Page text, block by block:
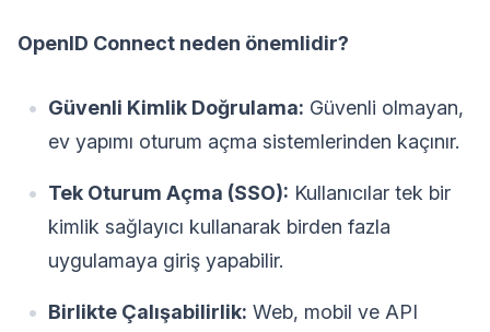
OpenID Connect neden önemlidir?
Güvenli Kimlik Doğrulama: Güvenli olmayan,
ev yapımı oturum açma sistemlerinden kaçınır.
Tek Oturum Açma (SSO): Kullanıcılar tek bir
kimlik sağlayıcı kullanarak birden fazla
uygulamaya giriş yapabilir.
Birlikte Çalışabilirlik: Web, mobil ve API